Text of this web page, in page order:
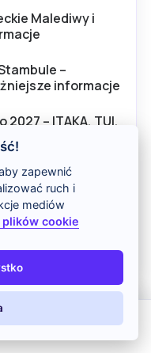
Malediwy i
–
informacje
– ITAKA, TUI,
– gdzie
wakacjami?
ile kosztują
zapewnić
ruch i
mediów
cookie